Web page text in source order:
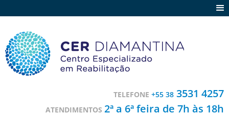
Contato
TELEFONE +55 38 3531 4257
ATENDIMENTOS 2ª a 6ª feira de 7h às 18h